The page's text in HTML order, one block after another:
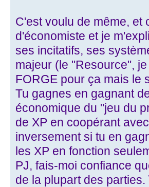
C'est voulu de même, et
d'économiste et je
ses incitatifs, ses
majeur (le "Resource",
FORGE pour ça mais le
Tu gagnes en gagnant
économique du "jeu du
de XP en coopérant
inversement si tu en
les XP en fonction
PJ, fais-moi confiance
de la plupart des parties.